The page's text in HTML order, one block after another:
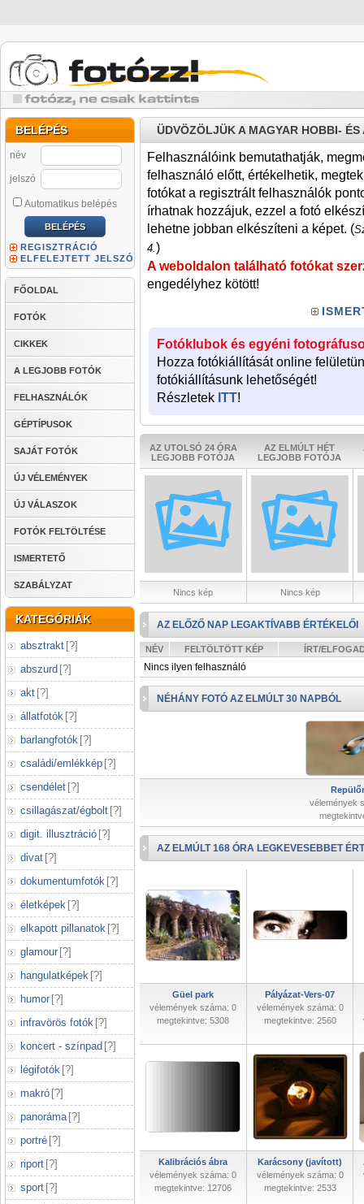
BELÉPÉS
név
jelszó
Automatikus belépés
REGISZTRÁCIÓ
ELFELEJTETT JELSZÓ
FŐOLDAL
FOTÓK
CIKKEK
A LEGJOBB FOTÓK
FELHASZNÁLÓK
GÉPTÍPUSOK
SAJÁT FOTÓK
ÚJ VÉLEMÉNYEK
ÚJ VÁLASZOK
FOTÓK FELTÖLTÉSE
ISMERTETŐ
SZABÁLYZAT
KATEGÓRIÁK
absztrakt [?]
abszurd [?]
akt [?]
állatfotók [?]
barlangfotók [?]
családi/emlékkép [?]
csendélet [?]
csillagászat/égbolt [?]
digit. illusztráció [?]
divat [?]
dokumentumfotók [?]
életképek [?]
elkapott pillanatok [?]
glamour [?]
hangulatképek [?]
humor [?]
infravörös fotók [?]
koncert - színpad [?]
légifotók [?]
makró [?]
panoráma [?]
portré [?]
riport [?]
sport [?]
ÜDVÖZÖLJÜK A MAGYAR HOBBI-
Felhasználóink bemutathatják,
felhasználó előtt, értékelhetik,
fotókat a regisztrált felhasználók
írhatnak hozzájuk, ezzel a fotó
lehetne jobban elkészíteni a képet. (
4.)
A weboldalon található fotókat
engedélyhez kötött!
Fotóklubok és egyéni
Hozza fotókiállítását online
fotókiállításunk lehetőségét!
Részletek ITT!
AZ UTOLSÓ 24 ÓRA
LEGJOBB FOTÓJA
AZ ELMÚLT HÉT
LEGJOBB FOTÓJA
Nincs kép Nincs kép
AZ ELŐZŐ NAP LEGAKTÍVABB ÉRTÉKELŐI
NÉV FELTÖLTÖTT KÉP ÍRT/
Nincs ilyen felhasználó
NÉHÁNY FOTÓ AZ ELMÚLT 30 NAPBÓL
vélemények
AZ ELMÚLT 168 ÓRA LEGKEVESEBBET
Güel park
vélemények száma: 0
megtekintve: 5308
Pályázat-Vers-07
vélemények száma: 0
megtekintve: 2560
Kalibrációs ábra
vélemények száma: 0
megtekintve: 12706
Karácsony (javított)
vélemények száma: 0
megtekintve: 2533